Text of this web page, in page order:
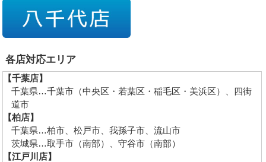
各店対応エリア
【千葉店】
千葉県…千葉市（中央区・若葉区・稲毛区・美浜区）、四街
道市
【柏店】
千葉県…柏市、松戸市、我孫子市、流山市
茨城県…取手市（南部）、守谷市（南部）
【江戸川店】